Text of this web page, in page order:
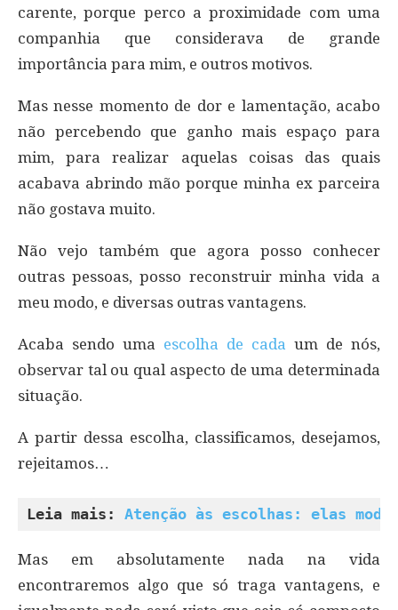
carente, porque perco a proximidade com uma
companhia que considerava de grande
importância para mim, e outros motivos.
Mas nesse momento de dor e lamentação, acabo
não percebendo que ganho mais espaço para
mim, para realizar aquelas coisas das quais
acabava abrindo mão porque minha ex parceira
não gostava muito.
Não vejo também que agora posso conhecer
outras pessoas, posso reconstruir minha vida a
meu modo, e diversas outras vantagens.
Acaba sendo uma escolha de cada um de nós,
observar tal ou qual aspecto de uma determinada
situação.
A partir dessa escolha, classificamos, desejamos,
rejeitamos…
Leia mais: Atenção às escolhas: elas
Mas em absolutamente nada na vida
encontraremos algo que só traga vantagens, e